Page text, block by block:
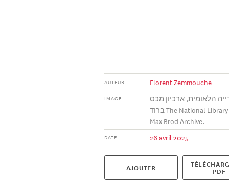
AUTEUR Florent Zemmouche
IMAGE
הלאומית, ארכיון מכס
ברוד The National Library of Israel.
Max Brod Archive.
DATE 26 avril 2025
AJOUTER PDF